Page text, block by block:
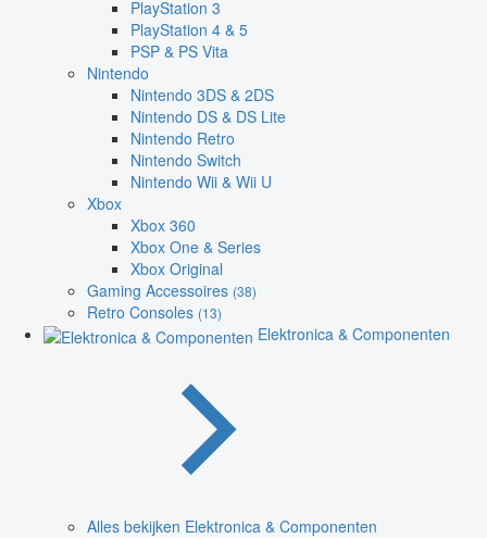
PlayStation 3
PlayStation 4 & 5
PSP & PS Vita
Nintendo
Nintendo 3DS & 2DS
Nintendo DS & DS Lite
Nintendo Retro
Nintendo Switch
Nintendo Wii & Wii U
Xbox
Xbox 360
Xbox One & Series
Xbox Original
Gaming Accessoires (38)
Retro Consoles (13)
Elektronica & Componenten
Alles bekijken Elektronica & Componenten